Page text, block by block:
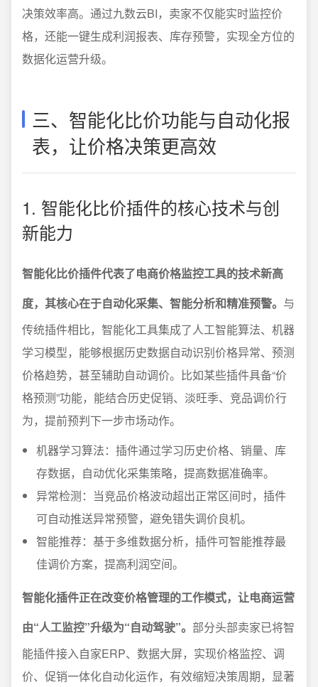
决策效率高。通过九数云BI，卖家不仅能实时监控价
格，还能一键生成利润报表、库存预警，实现全方位的
数据化运营升级。
三、智能化比价功能与自动化报
表，让价格决策更高效
1. 智能化比价插件的核心技术与创
新能力
智能化比价插件代表了电商价格监控工具的技术新高
度，其核心在于自动化采集、智能分析和精准预警。 与
传统插件相比，智能化工具集成了人工智能算法、机器
学习模型，能够根据历史数据自动识别价格异常、预测
价格趋势，甚至辅助自动调价。比如某些插件具备“价
格预测”功能，能结合历史促销、淡旺季、竞品调价行
为，提前预判下一步市场动作。
机器学习算法：插件通过学习历史价格、销量、库
存数据，自动优化采集策略，提高数据准确率。
异常检测：当竞品价格波动超出正常区间时，插件
可自动推送异常预警，避免错失调价良机。
智能推荐：基于多维数据分析，插件可智能推荐最
佳调价方案，提高利润空间。
智能化插件正在改变价格管理的工作模式，让电商运营
由“人工监控”升级为“自动驾驶”。 部分头部卖家已将智
能插件接入自家ERP、数据大屏，实现价格监控、调
价、促销一体化自动化运作，有效缩短决策周期，显著